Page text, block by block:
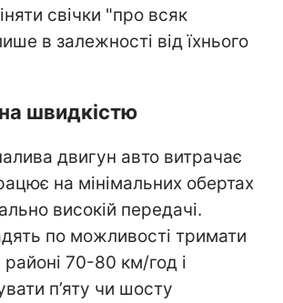
свічки "про всяк
в залежності від їхнього
швидкістю
двигун авто витрачає
на мінімальних обертах
високій передачі.
по можливості тримати
70-80 км/год і
п’яту чи шосту